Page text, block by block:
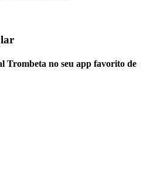
Trombeta no seu app favorito de